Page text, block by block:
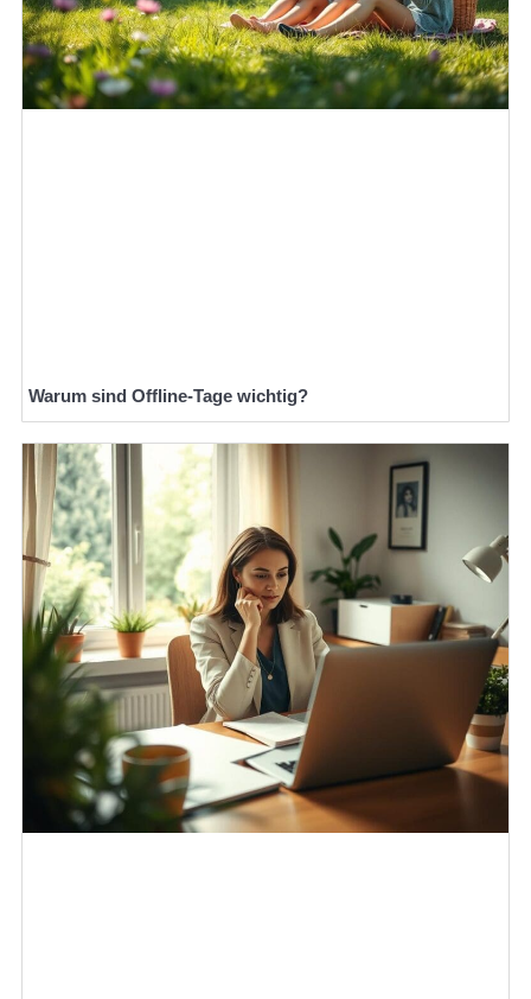
Warum sind Offline-Tage wichtig?